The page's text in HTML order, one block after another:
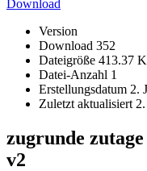
Download
Version
Download 352
Dateigröße 413.37
Datei-Anzahl 1
Erstellungsdatum 2.
Zuletzt aktualisiert
zugrunde
v2